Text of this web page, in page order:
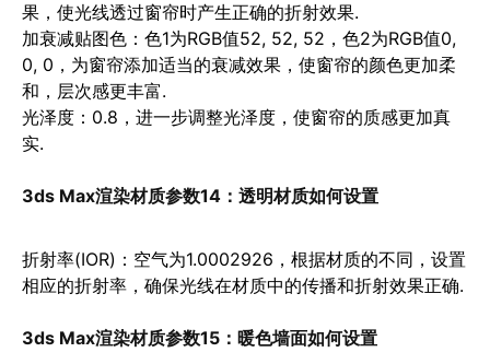
果，使光线透过窗帘时产生正确的折射效果.
加衰减贴图色 ：色1为RGB值52, 52, 52，色2为RGB值0,
0, 0，为窗帘添加适当的衰减效果，使窗帘的颜色更加柔
和，层次感更丰富.
光泽度 ：0.8，进一步调整光泽度，使窗帘的质感更加真
实.
3ds Max渲染材质参数14： 透明材质如何设置
折射率(IOR) ：空气为1.0002926，根据材质的不同，设置
相应的折射率，确保光线在材质中的传播和折射效果正确.
3ds Max渲染材质参数15： 暖色墙面如何设置